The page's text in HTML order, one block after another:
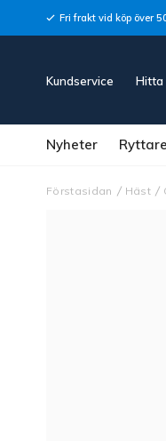
Fri frakt vid köp över
Kundservice Hitta
Nyheter Ryttare
Förstasidan Häst